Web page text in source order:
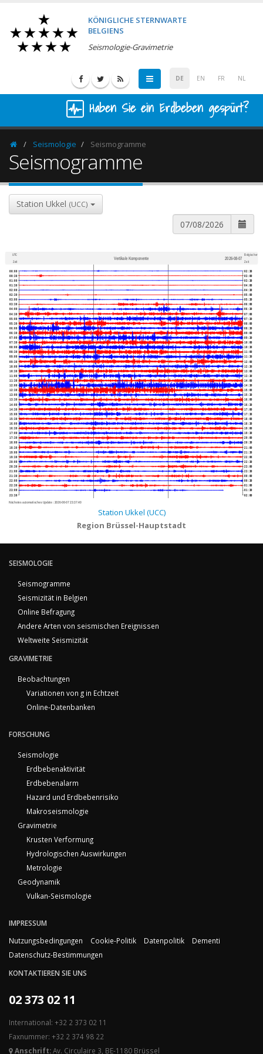
KÖNIGLICHE STERNWARTE
BELGIENS
Seismologie-Gravimetrie
DE EN FR NL
Haben Sie ein Erdbeben gespürt?
HomepageSeismologie Seismogramme
Seismogramme
Station Ukkel (UCC)
UTC
Zeit
Vertikale Komponente 2026-08-07
Belgischer
Zeit
00:00
00:30
01:00
01:30
02:00
02:30
03:00
03:30
04:00
04:30
05:00
05:30
06:00
06:30
07:00
07:30
08:00
08:30
09:00
09:30
10:00
10:30
11:00
11:30
12:00
12:30
13:00
13:30
14:00
14:30
15:00
15:30
16:00
16:30
17:00
17:30
18:00
18:30
19:00
19:30
20:00
20:30
21:00
21:30
22:00
22:30
23:00
23:30
02:30
03:00
03:30
04:00
04:30
05:00
05:30
06:00
06:30
07:00
07:30
08:00
08:30
09:00
09:30
10:00
10:30
11:00
11:30
12:00
12:30
13:00
13:30
14:00
14:30
15:00
15:30
16:00
16:30
17:00
17:30
18:00
18:30
19:00
19:30
20:00
20:30
21:00
21:30
22:00
22:30
23:00
23:30
00:00
00:30
01:00
01:30
02:00
Nächstes automatisches Update : 2026-08-07 23:37:40
Station Ukkel (UCC)
Region Brüssel-Hauptstadt
SEISMOLOGIE
Seismogramme
Seismizität in Belgien
Online Befragung
Andere Arten von seismischen Ereignissen
Weltweite Seismizität
GRAVIMETRIE
Beobachtungen
Variationen von g in Echtzeit
Online-Datenbanken
FORSCHUNG
Seismologie
Erdbebenaktivität
Erdbebenalarm
Hazard und Erdbebenrisiko
Makroseismologie
Gravimetrie
Krusten Verformung
Hydrologischen Auswirkungen
Metrologie
Geodynamik
Vulkan-Seismologie
IMPRESSUM
Nutzungsbedingungen
Cookie-Politik Datenpolitik
Dementi
Datenschutz-Bestimmungen
KONTAKTIEREN SIE UNS
02 373 02 11
International: +32 2 373 02 11
Faxnummer: +32 2 374 98 22
Anschrift:Av. Circulaire 3, BE-1180 Brüssel